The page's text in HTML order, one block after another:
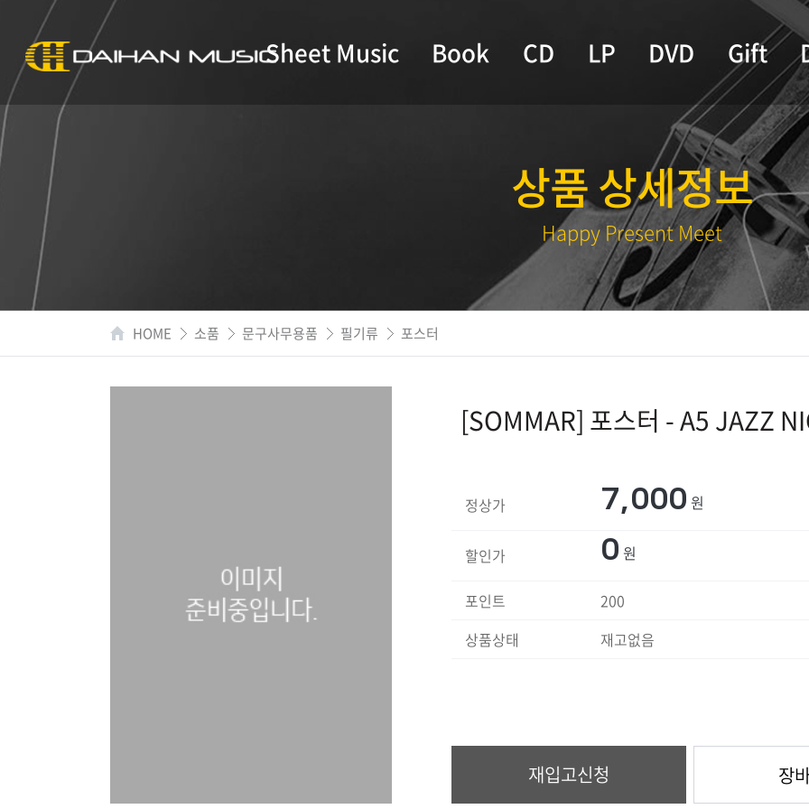
Sheet Music Book CD LP DVD Gift
상품 상세정보
Happy Present Meet
HOME 소품 문구사무용품 필기류 포스터
[SOMMAR] 포스터 - A5 JAZZ
정상가 7,000 원
할인가 0 원
포인트
200
상품상태
재고없음
재입고신청 장